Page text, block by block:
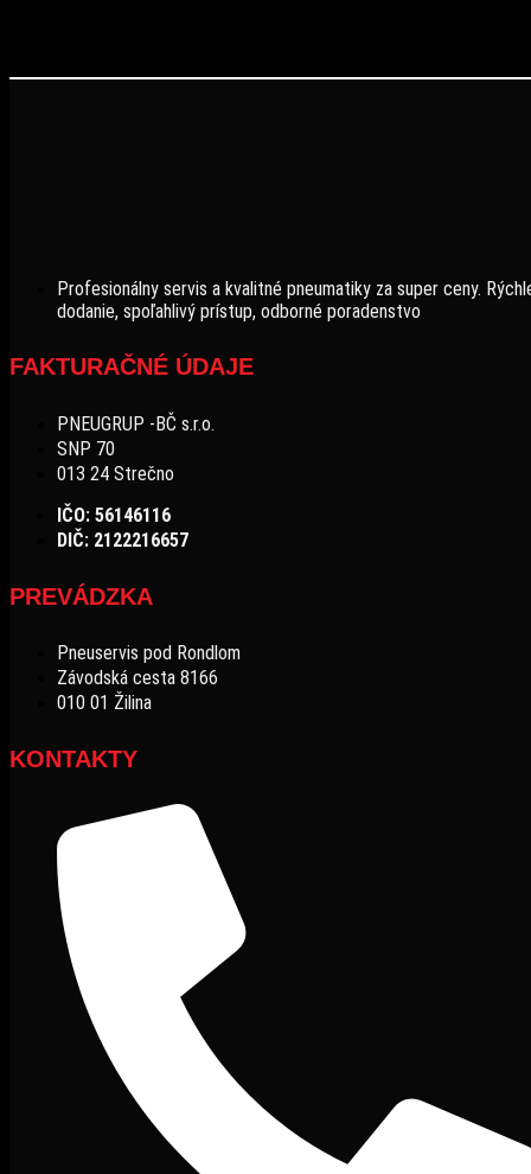
Profesionálny servis a kvalitné pneumatiky za super ceny.
dodanie, spoľahlivý prístup, odborné poradenstvo
FAKTURAČNÉ ÚDAJE
PNEUGRUP -BČ s.r.o.
SNP 70
013 24 Strečno
IČO: 56146116
DIČ: 2122216657
PREVÁDZKA
Pneuservis pod Rondlom
Závodská cesta 8166
010 01 Žilina
KONTAKTY